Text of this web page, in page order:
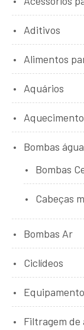
Aditivos
Alimentos
Aquários
Bombas água
Bombas
Cabeças
Bombas Ar
Ciclídeos
Filtragem de